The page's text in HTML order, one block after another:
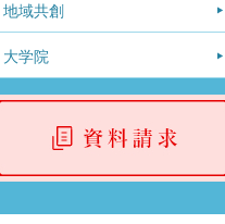
地域共創
大学院